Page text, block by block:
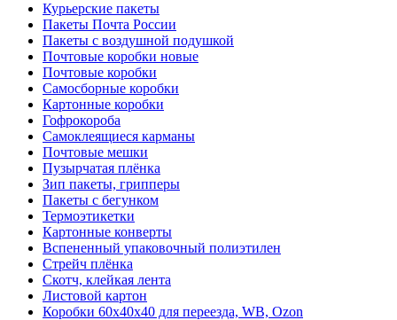
Курьерские пакеты
Пакеты Почта России
Пакеты с воздушной подушкой
Почтовые коробки новые
Почтовые коробки
Самосборные коробки
Картонные коробки
Гофрокороба
Самоклеящиеся карманы
Почтовые мешки
Пузырчатая плёнка
Зип пакеты, грипперы
Пакеты с бегунком
Термоэтикетки
Картонные конверты
Вспененный упаковочный полиэтилен
Стрейч плёнка
Скотч, клейкая лента
Листовой картон
Коробки 60х40х40 для переезда, WB, Ozon